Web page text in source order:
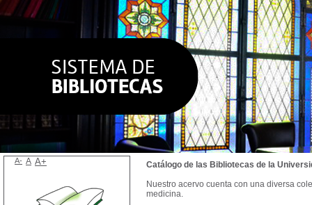
Catálogo de las Bibliotecas de la
Nuestro acervo cuenta con una diversa
medicina.
A- A A+